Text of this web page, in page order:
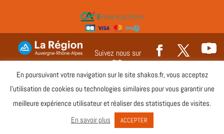
Suivez nous sur
Copyright © shakos.fr 2020 - all rights reserved - Legals
En poursuivant votre navigation sur le site shakos.fr, vous acceptez
l’utilisation de cookies ou technologies similaires pour vous garantir une
meilleure expérience utilisateur et réaliser des statistiques de visites.
En savoir plus
ACCEPTER